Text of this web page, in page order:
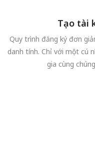
Tạo tài
Quy trình đăng ký đơn
danh tính. Chỉ với một cú
gia cùng